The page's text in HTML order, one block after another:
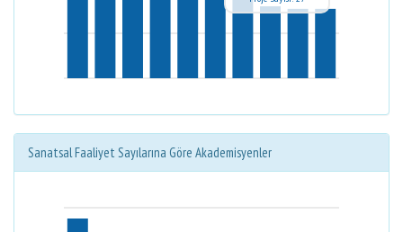
Sanatsal Faaliyet Sayılarına Göre Akademisyenler